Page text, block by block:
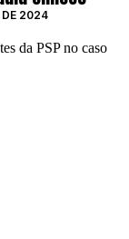
DE 2024